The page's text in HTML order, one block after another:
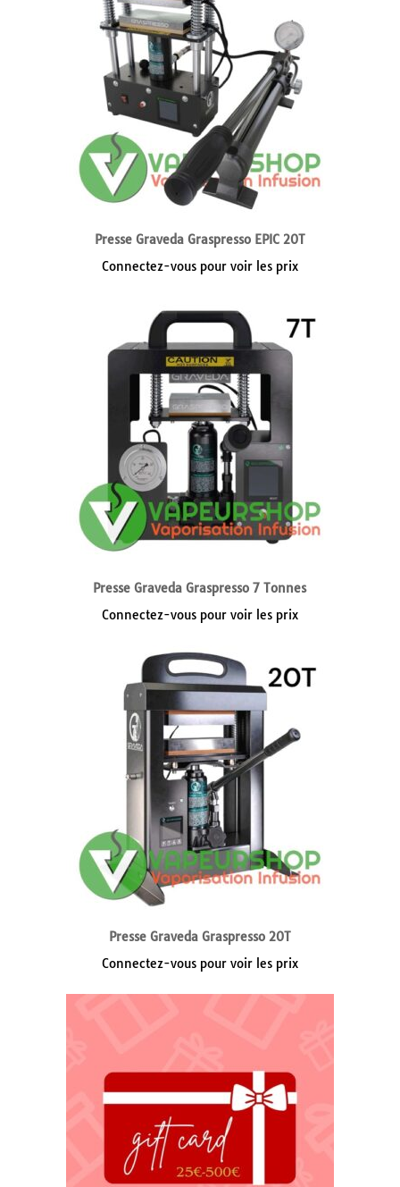
Presse Graveda Graspresso EPIC 20T
Connectez-vous pour voir les prix
Presse Graveda Graspresso 7 Tonnes
Connectez-vous pour voir les prix
Presse Graveda Graspresso 20T
Connectez-vous pour voir les prix